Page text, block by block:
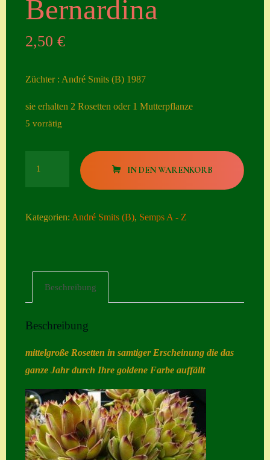
ngen
Datenschutzerklä
mit Semps
Kasse
Mein Konto
Naturformen
S. x nixonii
Bernardina
2,50€
Züchter : André Smits (B) 1987
sie erhalten 2 Rosetten oder 1 Mutterpflanze
5 vorrätig
IN DEN WARENKORB
Kategorien:André Smits (B), Semps A - Z
Beschreibung
Beschreibung
mittelgroße Rosetten in samtiger Erscheinung die das
ganze Jahr durch Ihre goldene Farbe auffällt